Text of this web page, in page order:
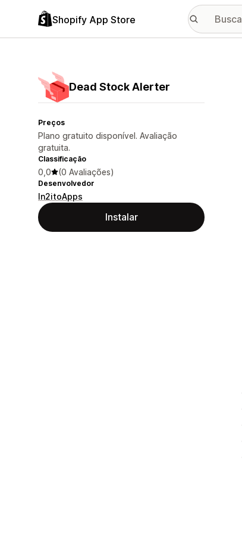
Shopify App Store
Dead Stock Alerter
Preços
Plano gratuito disponível. Avaliação
gratuita.
Classificação
0,0 (0 Avaliações)
Desenvolvedor
In2itoApps
Instalar